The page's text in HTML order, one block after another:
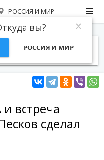
РОССИЯ И МИР
вы?
РОССИЯ И МИР
ФОТО
встреча
сделал